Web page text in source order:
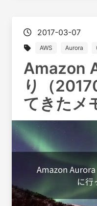
2017-03-07
AWS Aurora
Amazon
り（
てきたメ